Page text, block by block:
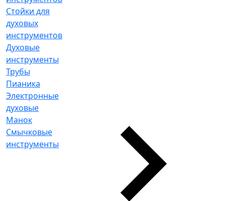
Стойки для
духовых
инструментов
Духовые
инструменты
Трубы
Пианика
Электронные
духовые
Манок
Смычковые
инструменты